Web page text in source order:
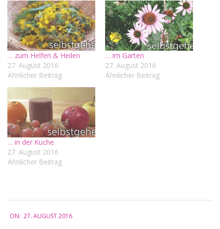
… zum Helfen & Heilen
27. August 2016
Ähnlicher Beitrag
… im Garten
27. August 2016
Ähnlicher Beitrag
… in der Küche
27. August 2016
Ähnlicher Beitrag
08-
ON: 27. AUGUST 2016